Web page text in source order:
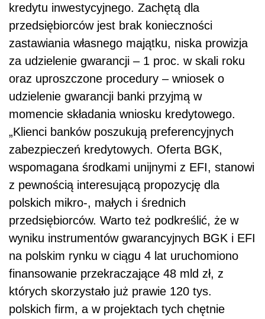
kredytu inwestycyjnego. Zachętą dla
przedsiębiorców jest brak konieczności
zastawiania własnego majątku, niska prowizja
za udzielenie gwarancji – 1 proc. w skali roku
oraz uproszczone procedury – wniosek o
udzielenie gwarancji banki przyjmą w
momencie składania wniosku kredytowego.
„Klienci banków poszukują preferencyjnych
zabezpieczeń kredytowych. Oferta BGK,
wspomagana środkami unijnymi z EFI, stanowi
z pewnością interesującą propozycję dla
polskich mikro-, małych i średnich
przedsiębiorców. Warto też podkreślić, że w
wyniku instrumentów gwarancyjnych BGK i EFI
na polskim rynku w ciągu 4 lat uruchomiono
finansowanie przekraczające 48 mld zł, z
których skorzystało już prawie 120 tys.
polskich firm, a w projektach tych chętnie